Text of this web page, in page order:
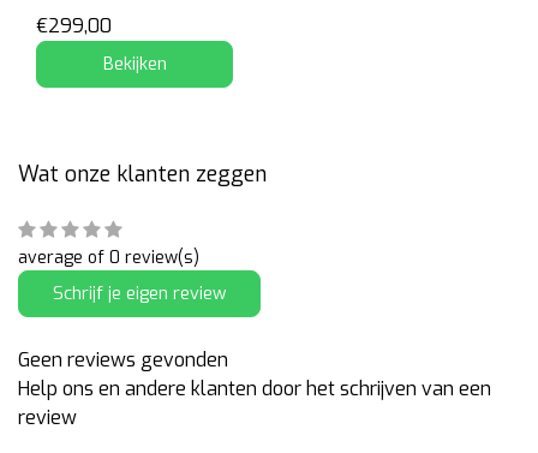
€299,00
Bekijken
Wat onze klanten zeggen
average of 0 review(s)
Schrijf je eigen review
Geen reviews gevonden
Help ons en andere klanten door het schrijven van een
review